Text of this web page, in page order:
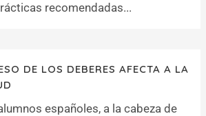
recomendadas...
DE LOS DEBERES AFECTA A LA
españoles, a la cabeza de